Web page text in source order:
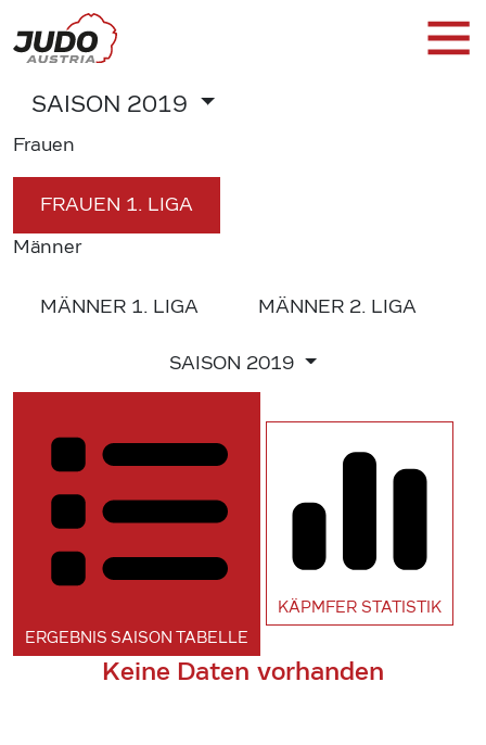
SAISON 2019
Frauen
FRAUEN 1. LIGA
Männer
MÄNNER 1. LIGA MÄNNER 2. LIGA
SAISON 2019
ERGEBNIS SAISON TABELLE
KÄPMFER STATISTIK
Keine Daten vorhanden